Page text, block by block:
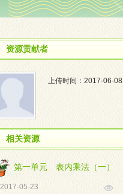
资源贡献者
上传时间：2017-06-08
相关资源
第一单元 表内乘法（一）
2017-05-23